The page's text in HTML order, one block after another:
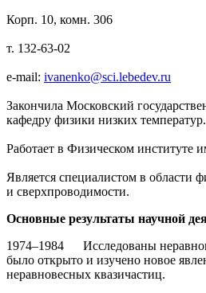
Корп. 10, комн. 306
т. 132-63-02
e-mail: ivanenko@sci.lebedev.ru
Закончила Московский
кафедру физики низких температур.
Работает в Физическом институте
Является специалистом в области
и сверхпроводимости.
Основные результаты научной
1974–1984 Исследованы
было открыто и изучено новое
неравновесных квазичастиц.